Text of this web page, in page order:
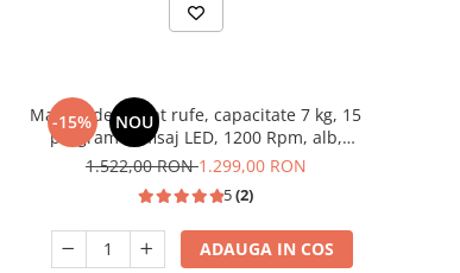
-15% NOU
Masina de spalat rufe, capacitate 7 kg, 15
programe, afisaj LED, 1200 Rpm, alb,
HEINNER
1.522,00 RON1.299,00 RON
5(2)
ADAUGA IN COS